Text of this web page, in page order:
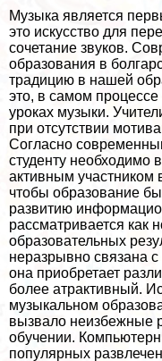
Музыка является
это искусство для
сочетание звуков.
образования в
традицию в нашей
это, в самом процессе
уроках музыки.
при отсутствии
Согласно
студенту необходимо
активным участником
чтобы образование
развитию
рассматривается как
образовательных
неразрывно связана
она приобретает
более атpaктивный.
музыкальном
вызвало неизбежные
обучении.
популярных